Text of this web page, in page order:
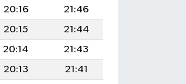
20:16
21:46
20:15
21:44
20:14
21:43
20:13
21:41